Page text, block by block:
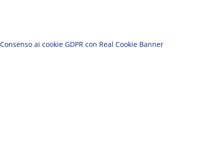
Consenso ai cookie GDPR con Real Cookie Banner